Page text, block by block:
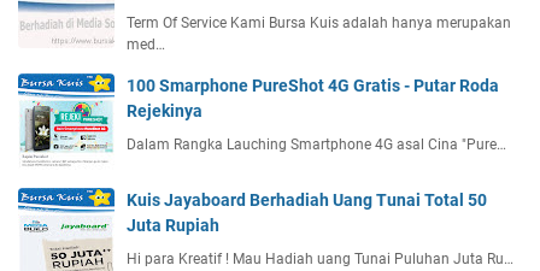
Term Of Service Kami Bursa Kuis adalah hanya merupakan
med…
100 Smarphone PureShot 4G Gratis - Putar Roda
Rejekinya
Dalam Rangka Lauching Smartphone 4G asal Cina "Pure…
Kuis Jayaboard Berhadiah Uang Tunai Total 50
Juta Rupiah
Hi para Kreatif ! Mau Hadiah uang Tunai Puluhan Juta Ru…